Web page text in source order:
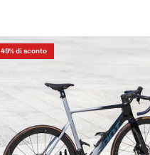
49% di sconto